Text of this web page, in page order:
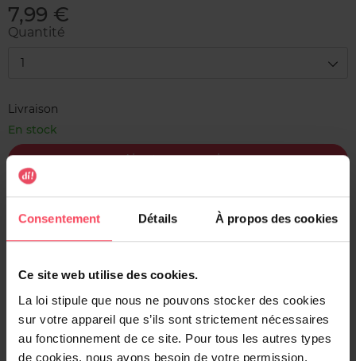
Consentement Détails À propos des cookies
Ce site web utilise des cookies.
La loi stipule que nous ne pouvons stocker des cookies
sur votre appareil que s’ils sont strictement nécessaires
au fonctionnement de ce site. Pour tous les autres types
de cookies, nous avons besoin de votre permission.
7,99 €
Quantité
1
Livraison
En stock
Ajouter au panier
Retour gratuit dans votre magasin
Description